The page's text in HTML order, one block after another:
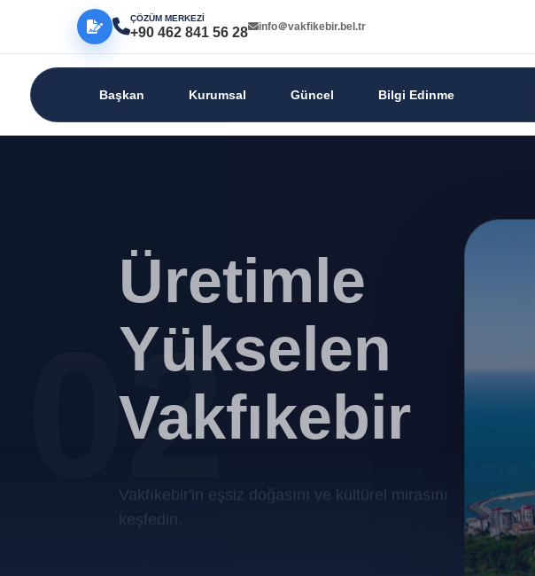
ÇÖZÜM MERKEZİ
+90 462 841 56 28 info＠vakfikebir.bel.tr
Başkan Kurumsal Güncel Bilgi Edinme
02
Üretimle
Yükselen
Vakfıkebir
keşfedin.